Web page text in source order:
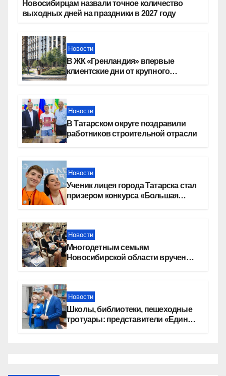
Новосибирцам назвали точное количество
выходных дней на праздники в 2027 году
Новости
В ЖК «Гренландия» впервые
клиентские дни от крупного
Новости
В Татарском округе поздравили
работников строительной отрасли
Новости
Ученик лицея города Татарска стал
призером конкурса «Большая
Новости
Многодетным семьям
Новосибирской области вручены
Новости
Школы, библиотеки, пешеходные
тротуары: представители «Единой